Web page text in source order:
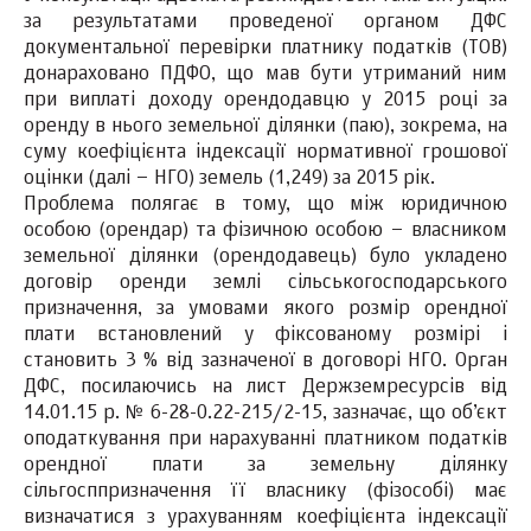
за результатами проведеної органом ДФС
документальної перевірки платнику податків (ТОВ)
донараховано ПДФО, що мав бути утриманий ним
при виплаті доходу орендодавцю у 2015 році за
оренду в нього земельної ділянки (паю), зокрема, на
суму коефіцієнта індексації нормативної грошової
оцінки (далі – НГО) земель (1,249) за 2015 рік.
Проблема полягає в тому, що між юридичною
особою (орендар) та фізичною особою – власником
земельної ділянки (орендодавець) було укладено
договір оренди землі сільськогосподарського
призначення, за умовами якого розмір орендної
плати встановлений у фіксованому розмірі і
становить 3 % від зазначеної в договорі НГО. Орган
ДФС, посилаючись на лист Держземресурсів від
14.01.15 р. № 6-28-0.22-215/2-15, зазначає, що об’єкт
оподаткування при нарахуванні платником податків
орендної плати за земельну ділянку
сільгосппризначення її власнику (фізособі) має
визначатися з урахуванням коефіцієнта індексації